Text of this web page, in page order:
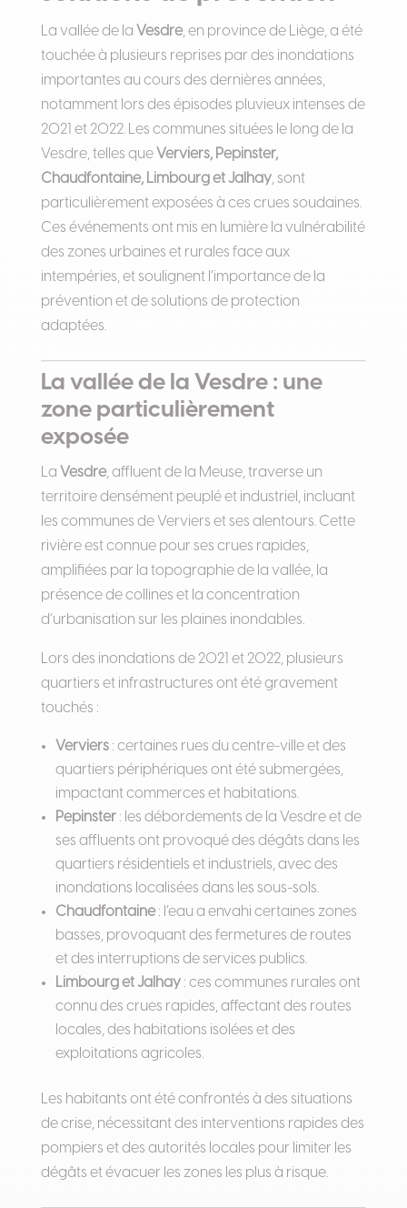
La vallée de la Vesdre, en province de Liège, a été
touchée à plusieurs reprises par des inondations
importantes au cours des dernières années,
notamment lors des épisodes pluvieux intenses de
2021 et 2022. Les communes situées le long de la
Vesdre, telles que Verviers, Pepinster,
Chaudfontaine, Limbourg et Jalhay, sont
particulièrement exposées à ces crues soudaines.
Ces événements ont mis en lumière la vulnérabilité
des zones urbaines et rurales face aux
intempéries, et soulignent l’importance de la
prévention et de solutions de protection
adaptées.
La vallée de la Vesdre : une
zone particulièrement
exposée
La Vesdre, affluent de la Meuse, traverse un
territoire densément peuplé et industriel, incluant
les communes de Verviers et ses alentours. Cette
rivière est connue pour ses crues rapides,
amplifiées par la topographie de la vallée, la
présence de collines et la concentration
d’urbanisation sur les plaines inondables.
Lors des inondations de 2021 et 2022, plusieurs
quartiers et infrastructures ont été gravement
touchés :
Verviers: certaines rues du centre-ville et des
quartiers périphériques ont été submergées,
impactant commerces et habitations.
Pepinster: les débordements de la Vesdre et de
ses affluents ont provoqué des dégâts dans les
quartiers résidentiels et industriels, avec des
inondations localisées dans les sous-sols.
Chaudfontaine: l’eau a envahi certaines zones
basses, provoquant des fermetures de routes
et des interruptions de services publics.
Limbourg et Jalhay: ces communes rurales ont
connu des crues rapides, affectant des routes
locales, des habitations isolées et des
exploitations agricoles.
Les habitants ont été confrontés à des situations
de crise, nécessitant des interventions rapides des
pompiers et des autorités locales pour limiter les
dégâts et évacuer les zones les plus à risque.